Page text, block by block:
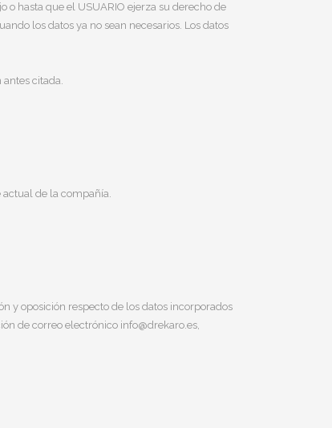
o hasta que el USUARIO ejerza su derecho de
los datos ya no sean necesarios. Los datos
citada.
actual de la compañía.
y oposición respecto de los datos incorporados
de correo electrónico info@drekaro.es,